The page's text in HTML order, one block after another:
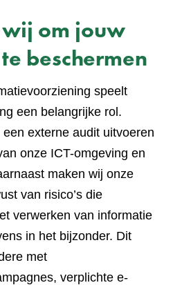
om jouw
beschermen
speelt
een belangrijke rol.
externe audit uitvoeren
onze ICT-omgeving en
maken wij onze
van risico’s die
verwerken van informatie
in het bijzonder. Dit
met
verplichte e-